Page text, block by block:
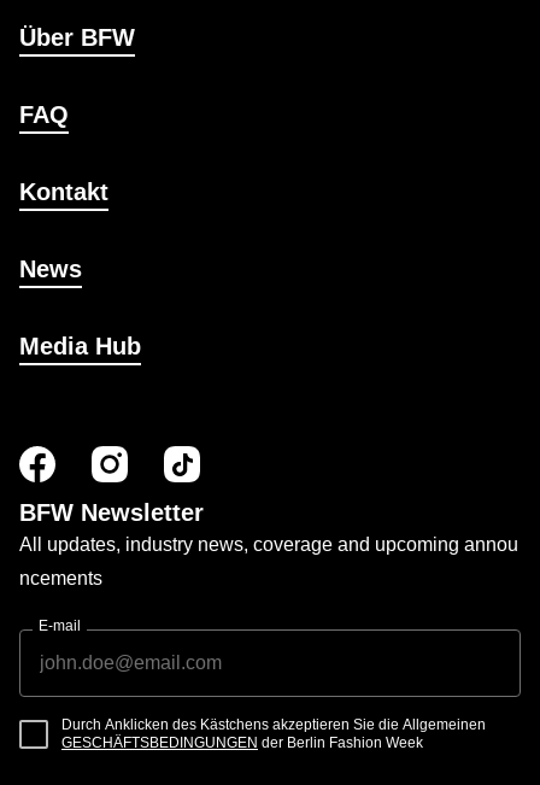
Über BFW
FAQ
Kontakt
News
Media Hub
BFW Newsletter
All updates, industry news, coverage and upcoming annou
ncements
E-mail
Durch Anklicken des Kästchens akzeptieren Sie die Allgemeinen
GESCHÄFTSBEDINGUNGEN der Berlin Fashion Week